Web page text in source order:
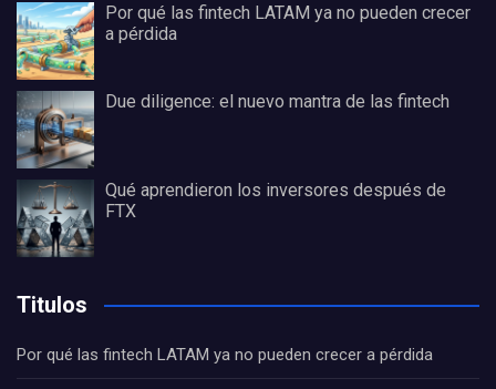
Por qué las fintech LATAM ya no pueden crecer
a pérdida
Due diligence: el nuevo mantra de las fintech
Qué aprendieron los inversores después de
FTX
Titulos
Por qué las fintech LATAM ya no pueden crecer a pérdida